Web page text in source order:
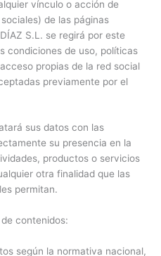
vínculo o acción de
de las páginas
S.L. se regirá por este
condiciones de uso, políticas
propias de la red social
previamente por el
sus datos con las
su presencia en la
productos o servicios
otra finalidad que las
permitan.
contenidos:
según la normativa nacional,